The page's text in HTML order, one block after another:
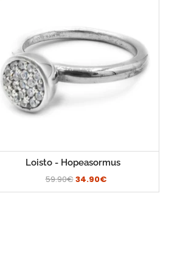
Loisto - Hopeasormus
59.90€34.90€